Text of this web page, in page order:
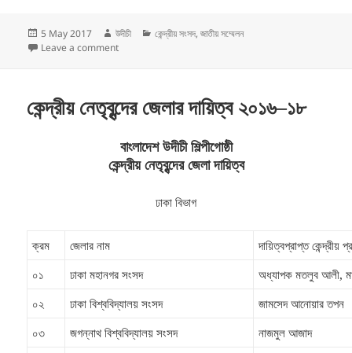
Posted
on
5 May 2017 Author
উদীচী Categories
কেন্দ্রীয় সংসদ,জাতীয় সম্মেলন
Leave a commenton ২০তম জাতীয় সম্মেলনে নির্বাচিত কেন্দ্রীয় সংসদ:২০১৬-১৮
কেন্দ্রীয় নেতৃবৃন্দের জেলার দায়িত্ব ২০১৬–১৮
বাংলাদেশ উদীচী শিল্পীগোষ্ঠী
কেন্দ্রীয় নেতৃবৃন্দের জেলা দায়িত্ব
ঢাকা বিভাগ
ক্রম জেলার নাম
দায়িত্বপ্রাপ্ত কেন্দ্রীয়
০১
ঢাকা মহানগর সংসদ
অধ্যাপক মতলুব আলী,
০২
ঢাকা বিশ্ববিদ্যালয় সংসদ
জামসেদ আনোয়ার তপন
০৩
জগন্নাথ বিশ্ববিদ্যালয় সংসদ
নাজমুল আজাদ